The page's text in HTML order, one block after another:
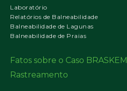
Laboratório
Relatórios de Balneabilidade
Balneabilidade de Lagunas
Balneabilidade de Praias
Fatos sobre o Caso BRASKEM
Rastreamento